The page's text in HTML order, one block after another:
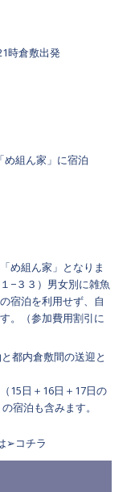
倉敷出発
組ん家」に宿泊
め組ん家」となりま
−３３）男女別に雑魚
宿泊を利用せず、自
。（参加費用割引に
都内倉敷間の送迎と
15日＋16日＋17日の
宿泊も含みます。
➢コチラ